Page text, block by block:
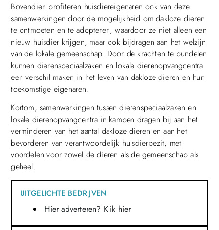
Bovendien profiteren huisdiereigenaren ook van deze
samenwerkingen door de mogelijkheid om dakloze dieren
te ontmoeten en te adopteren, waardoor ze niet alleen een
nieuw huisdier krijgen, maar ook bijdragen aan het welzijn
van de lokale gemeenschap. Door de krachten te bundelen
kunnen dierenspeciaalzaken en lokale dierenopvangcentra
een verschil maken in het leven van dakloze dieren en hun
toekomstige eigenaren.
Kortom, samenwerkingen tussen dierenspeciaalzaken en
lokale dierenopvangcentra in kampen dragen bij aan het
verminderen van het aantal dakloze dieren en aan het
bevorderen van verantwoordelijk huisdierbezit, met
voordelen voor zowel de dieren als de gemeenschap als
geheel.
UITGELICHTE BEDRIJVEN
Hier adverteren? Klik hier